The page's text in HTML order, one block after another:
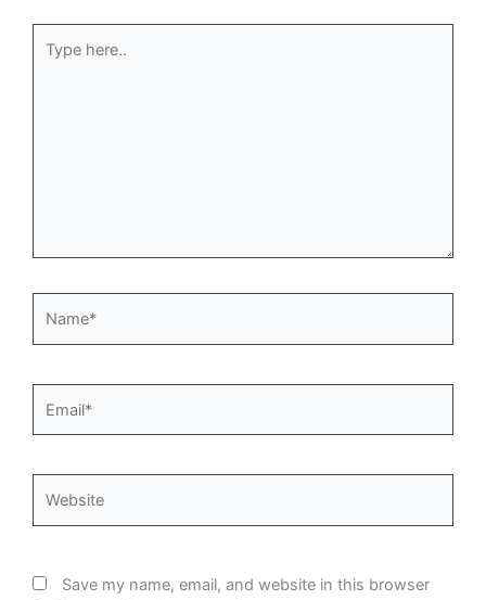
here..
Save my name, email, and website in this browser